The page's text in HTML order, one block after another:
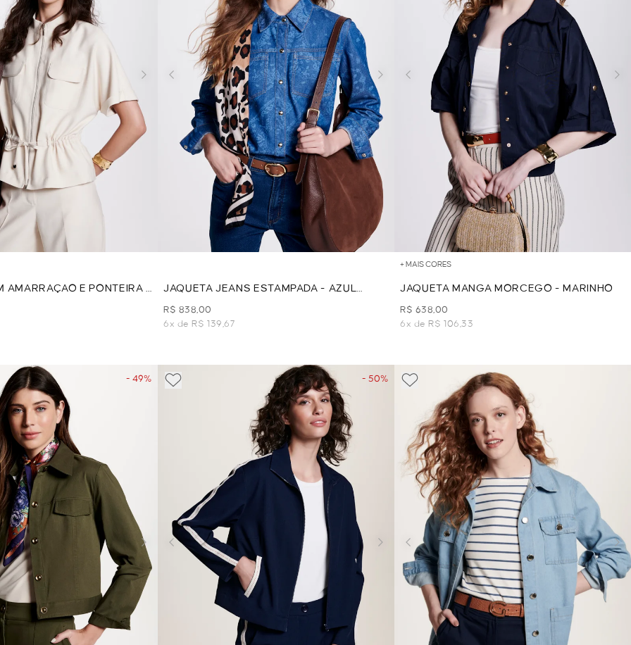
AMARRAÇAO E PONTEIRA -
JAQUETA JEANS ESTAMPADA - AZUL
JEANS
R$ 838,00
6x de R$ 139,67
+ MAIS CORES
JAQUETA MANGA MORCEGO - MARINHO
R$ 638,00
6x de R$ 106,33
- 49% - 50%